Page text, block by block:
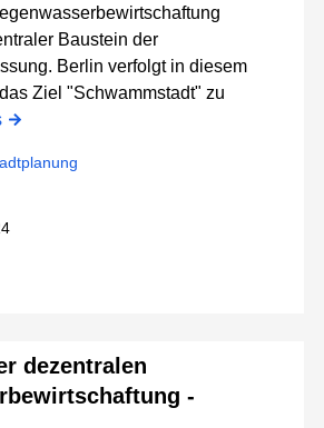
Baustein der
Berlin verfolgt in diesem
Ziel "Schwammstadt" zu
dezentralen
-